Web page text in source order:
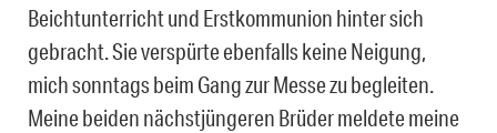
Beichtunterricht und Erstkommunion hinter sich
gebracht. Sie verspürte ebenfalls keine Neigung,
mich sonntags beim Gang zur Messe zu begleiten.
Meine beiden nächstjüngeren Brüder meldete meine